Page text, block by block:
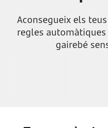
Aconsegueix els
regles automàtiques
gairebé